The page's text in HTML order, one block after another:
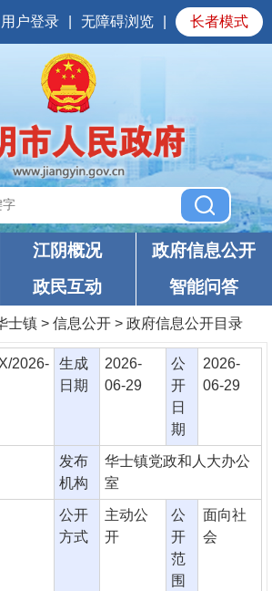
用户登录 无障碍浏览 长者模式
江阴概况
政府信息公开
政民互动 智能问答
士镇 > 信息公开 > 政府信息公开目录
2026-
生成
日期
2026-
06-29
公
开
日
期
2026-
06-29
发布
机构
华士镇党政和人大办公
室
公开
方式
主动公
开
公
开
范
围
面向社
会